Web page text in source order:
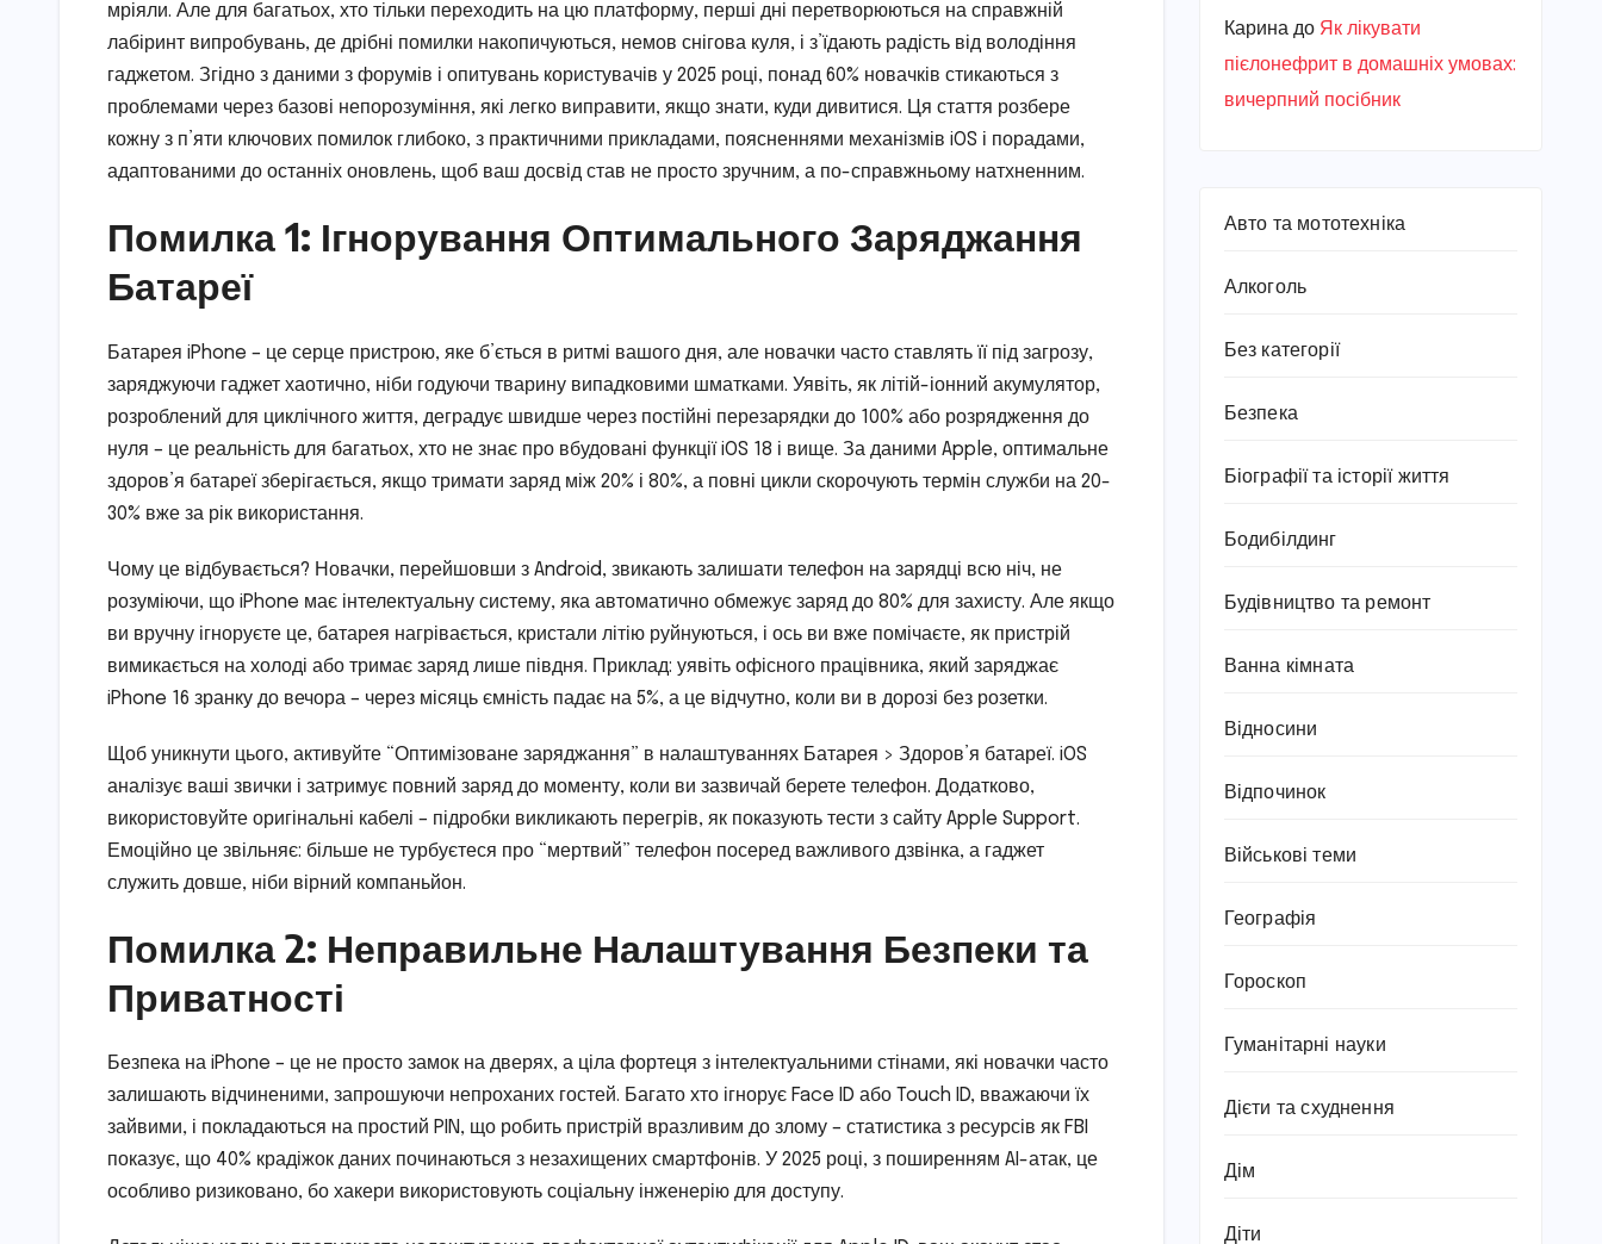
мріяли. Але для багатьох, хто тільки переходить на цю платформу, перші дні перетворюються на справжній
лабіринт випробувань, де дрібні помилки накопичуються, немов снігова куля, і з’їдають радість від володіння
гаджетом. Згідно з даними з форумів і опитувань користувачів у 2025 році, понад 60% новачків стикаються з
проблемами через базові непорозуміння, які легко виправити, якщо знати, куди дивитися. Ця стаття розбере
кожну з п’яти ключових помилок глибоко, з практичними прикладами, поясненнями механізмів iOS і порадами,
адаптованими до останніх оновлень, щоб ваш досвід став не просто зручним, а по-справжньому натхненним.
Помилка 1: Ігнорування Оптимального Заряджання
Батареї
Батарея iPhone – це серце пристрою, яке б’ється в ритмі вашого дня, але новачки часто ставлять її під загрозу,
заряджуючи гаджет хаотично, ніби годуючи тварину випадковими шматками. Уявіть, як літій-іонний акумулятор,
розроблений для циклічного життя, деградує швидше через постійні перезарядки до 100% або розрядження до
нуля – це реальність для багатьох, хто не знає про вбудовані функції iOS 18 і вище. За даними Apple, оптимальне
здоров’я батареї зберігається, якщо тримати заряд між 20% і 80%, а повні цикли скорочують термін служби на 20-
30% вже за рік використання.
Чому це відбувається? Новачки, перейшовши з Android, звикають залишати телефон на зарядці всю ніч, не
розуміючи, що iPhone має інтелектуальну систему, яка автоматично обмежує заряд до 80% для захисту. Але якщо
ви вручну ігноруєте це, батарея нагрівається, кристали літію руйнуються, і ось ви вже помічаєте, як пристрій
вимикається на холоді або тримає заряд лише півдня. Приклад: уявіть офісного працівника, який заряджає
iPhone 16 зранку до вечора – через місяць ємність падає на 5%, а це відчутно, коли ви в дорозі без розетки.
Щоб уникнути цього, активуйте “Оптимізоване заряджання” в налаштуваннях Батарея > Здоров’я батареї. iOS
аналізує ваші звички і затримує повний заряд до моменту, коли ви зазвичай берете телефон. Додатково,
використовуйте оригінальні кабелі – підробки викликають перегрів, як показують тести з сайту Apple Support.
Емоційно це звільняє: більше не турбуєтеся про “мертвий” телефон посеред важливого дзвінка, а гаджет
служить довше, ніби вірний компаньйон.
Помилка 2: Неправильне Налаштування Безпеки та
Приватності
Безпека на iPhone – це не просто замок на дверях, а ціла фортеця з інтелектуальними стінами, які новачки часто
залишають відчиненими, запрошуючи непроханих гостей. Багато хто ігнорує Face ID або Touch ID, вважаючи їх
зайвими, і покладаються на простий PIN, що робить пристрій вразливим до злому – статистика з ресурсів як FBI
показує, що 40% крадіжок даних починаються з незахищених смартфонів. У 2025 році, з поширенням AI-атак, це
особливо ризиковано, бо хакери використовують соціальну інженерію для доступу.
Каринадо Як лікувати
пієлонефрит в домашніх умовах:
вичерпний посібник
Авто та мототехніка
Алкоголь
Без категорії
Безпека
Біографії та історії життя
Бодибілдинг
Будівництво та ремонт
Ванна кімната
Відносини
Відпочинок
Військові теми
Географія
Гороскоп
Гуманітарні науки
Дієти та схуднення
Дім
Діти